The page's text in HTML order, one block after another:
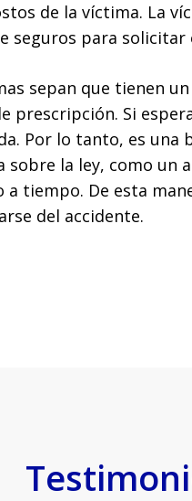
de la víctima. La
seguros para solicitar
sepan que tienen
prescripción. Si
Por lo tanto, es una
sobre la ley, como un
a tiempo. De esta
del accidente.